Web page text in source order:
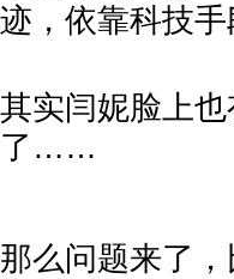
迹，依靠科技
其实闫妮脸上
了……
那么问题来了